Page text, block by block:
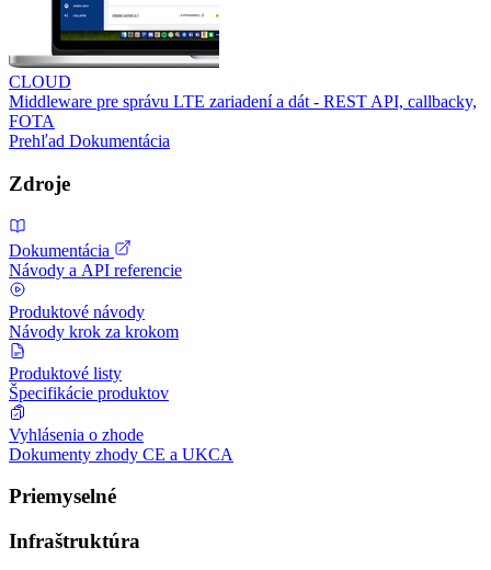
CLOUD
Middleware pre správu LTE zariadení a dát - REST API, callbacky,
FOTA
Prehľad Dokumentácia
Zdroje
Dokumentácia
Návody a API referencie
Produktové návody
Návody krok za krokom
Produktové listy
Špecifikácie produktov
Vyhlásenia o zhode
Dokumenty zhody CE a UKCA
Priemyselné
Infraštruktúra